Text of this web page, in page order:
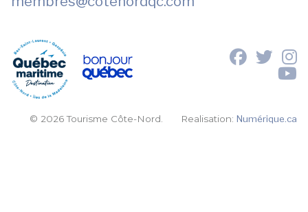
© 2026 Tourisme Côte-Nord. Realisation:Numérique.ca